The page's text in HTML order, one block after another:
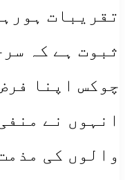
تقریبات
ثبوت ہے کہ
چوکس اپنا
انہوں نے
والوں کی